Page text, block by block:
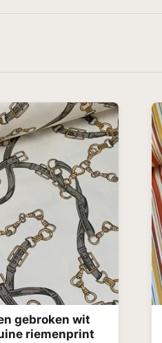
gebroken wit
riemenprint